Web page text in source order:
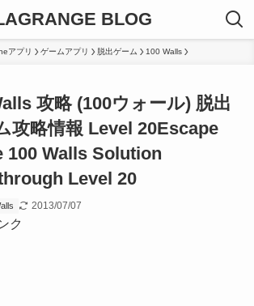
BLOG
アプリ ゲームアプリ 脱出ゲーム 100 Walls
攻略 (100ウォール) 脱出
攻略情報 Level 20Escape
100 Walls Solution
Level 20
2013/07/07
ク